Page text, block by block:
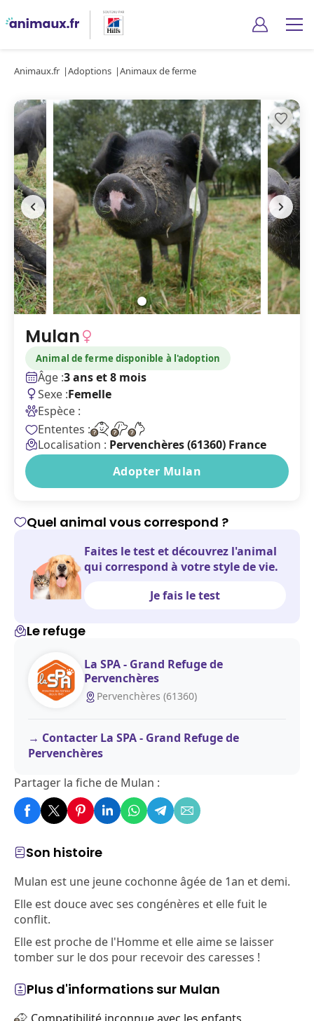
Animaux.fr Adoptions Animaux de ferme
Mulan
Animal de ferme disponible à l'adoption
Âge :3 ans et 8 mois
Sexe :Femelle
Espèce :
Ententes :
Localisation : Pervenchères (61360) France
Adopter Mulan
Son histoire
Mulan est une jeune cochonne âgée de 1an et demi.
Elle est douce avec ses congénères et elle fuit le
conflit.
Elle est proche de l'Homme et elle aime se laisser
tomber sur le dos pour recevoir des caresses !
Plus d'informations sur Mulan
Quel animal vous correspond ?
Faites le test et découvrez l'animal
qui correspond à votre style de vie.
Je fais le test
Le refuge
La SPA - Grand Refuge de
Pervenchères
Pervenchères (61360)
Contacter La SPA - Grand Refuge de
Pervenchères
Partager la fiche de Mulan :